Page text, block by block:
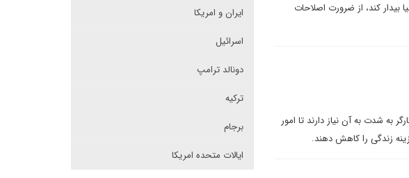
کند، از ضرورت اصلاحات
به شدت به آن نیاز دارند تا امور
زندگی را کاهش دهند.
ایران و امریکا
اسرائیل
دونالد ترامپ
ترکیه
برجام
ایالات متحده امریکا